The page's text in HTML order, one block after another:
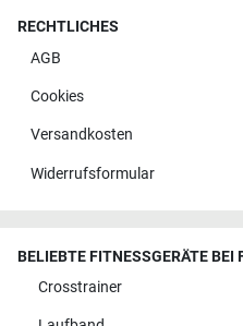
RECHTLICHES
AGB
Cookies
Versandkosten
Widerrufsformular
BELIEBTE FITNESSGERÄTE BEI
Crosstrainer